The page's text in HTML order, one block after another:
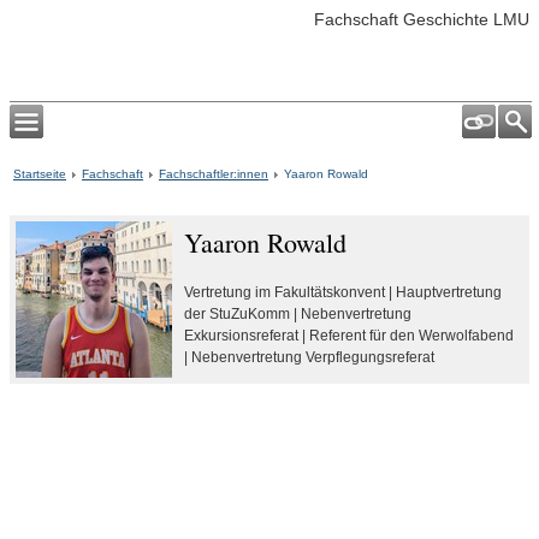
Fachschaft Geschichte LMU
Startseite Fachschaft Fachschaftler:innen Yaaron Rowald
Yaaron Rowald
Vertretung im Fakultätskonvent | Hauptvertretung
der StuZuKomm | Nebenvertretung
Exkursionsreferat | Referent für den Werwolfabend
| Nebenvertretung Verpflegungsreferat